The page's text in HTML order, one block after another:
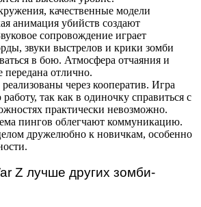
качественные модели
анимация убийств создают
сопровождение играет
звуки выстрелов и крики зомби
в бою. Атмосфера отчаяния и
отлично.
через кооператив. Игра
так как в одиночку справиться с
практически невозможно.
пингов облегчают коммуникацию.
дружелюбно к новичкам, особенно
Z лучше других зомби-